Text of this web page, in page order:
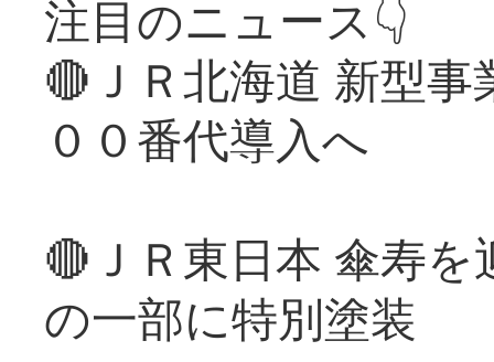
注目のニュース👇
🔴ＪＲ北海道 新型
００番代導入へ
🔴ＪＲ東日本 傘寿
の一部に特別塗装